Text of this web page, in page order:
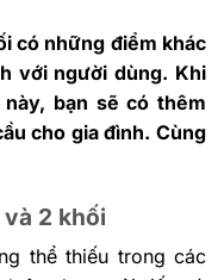
có những điểm khác
với người dùng. Khi
bạn sẽ có thêm
cho gia đình. Cùng
và 2 khối
thể thiếu trong các